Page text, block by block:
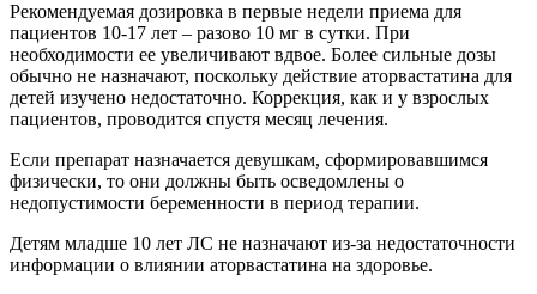
Рекомендуемая дозировка в первые недели приема для
пациентов 10-17 лет – разово 10 мг в сутки. При
необходимости ее увеличивают вдвое. Более сильные дозы
обычно не назначают, поскольку действие аторвастатина для
детей изучено недостаточно. Коррекция, как и у взрослых
пациентов, проводится спустя месяц лечения.
Если препарат назначается девушкам, сформировавшимся
физически, то они должны быть осведомлены о
недопустимости беременности в период терапии.
Детям младше 10 лет ЛС не назначают из-за недостаточности
информации о влиянии аторвастатина на здоровье.